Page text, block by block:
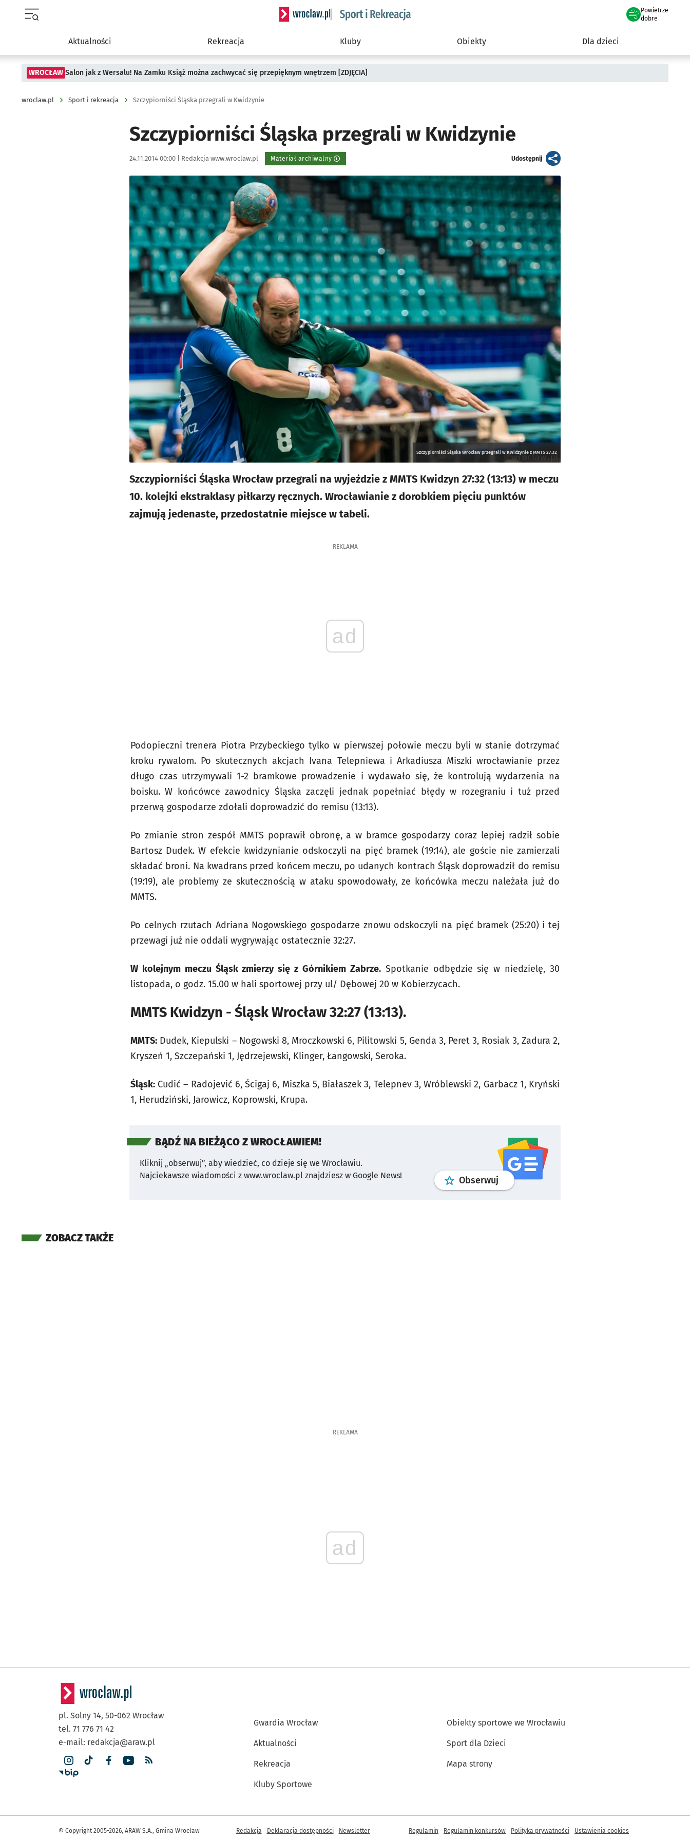
Serwis informacyjny wroclaw.pl podserwis: Sport i rekreacja
Powietrze
we Wrocławiu
dobre
Aktualności Rekreacja Kluby Obiekty Dla dzieci
WROCŁAW Salon jak z Wersalu! Na Zamku Książ można zachwycać się przepięknym wnętrzem [ZDJĘCIA]
wroclaw.pl Sport i rekreacja Szczypiorniści Śląska przegrali w Kwidzynie
Szczypiorniści Śląska przegrali w Kwidzynie
Data publikacji:
24.11.2014 00:00 | Autor:
Redakcja www.wroclaw.pl Materiał archiwalny Udostępnijartykuł
Kliknij, aby powiększyć
Szczypiorniści Śląska Wrocław przegrali w Kwidzynie z MMTS 27:32
Szczypiorniści Śląska Wrocław przegrali na wyjeździe z MMTS Kwidzyn 27:32 (13:13) w meczu
10. kolejki ekstraklasy piłkarzy ręcznych. Wrocławianie z dorobkiem pięciu punktów
zajmują jedenaste, przedostatnie miejsce w tabeli.
REKLAMA
ad
Podopieczni trenera Piotra Przybeckiego tylko w pierwszej połowie meczu byli w stanie dotrzymać
kroku rywalom. Po skutecznych akcjach Ivana Telepniewa i Arkadiusza Miszki wrocławianie przez
długo czas utrzymywali 1-2 bramkowe prowadzenie i wydawało się, że kontrolują wydarzenia na
boisku. W końcówce zawodnicy Śląska zaczęli jednak popełniać błędy w rozegraniu i tuż przed
przerwą gospodarze zdołali doprowadzić do remisu (13:13).
Po zmianie stron zespół MMTS poprawił obronę, a w bramce gospodarzy coraz lepiej radził sobie
Bartosz Dudek. W efekcie kwidzynianie odskoczyli na pięć bramek (19:14), ale goście nie zamierzali
składać broni. Na kwadrans przed końcem meczu, po udanych kontrach Śląsk doprowadził do remisu
(19:19), ale problemy ze skutecznością w ataku spowodowały, ze końcówka meczu należała już do
MMTS.
Po celnych rzutach Adriana Nogowskiego gospodarze znowu odskoczyli na pięć bramek (25:20) i tej
przewagi już nie oddali wygrywając ostatecznie 32:27.
W kolejnym meczu Śląsk zmierzy się z Górnikiem Zabrze.Spotkanie odbędzie się w niedzielę, 30
listopada, o godz. 15.00 w hali sportowej przy ul/ Dębowej 20 w Kobierzycach.
MMTS Kwidzyn - Śląsk Wrocław 32:27 (13:13).
MMTS: Dudek, Kiepulski – Nogowski 8, Mroczkowski 6, Pilitowski 5, Genda 3, Peret 3, Rosiak 3, Zadura 2,
Kryszeń 1, Szczepański 1, Jędrzejewski, Klinger, Łangowski, Seroka.
Śląsk: Cudić – Radojević 6, Ścigaj 6, Miszka 5, Białaszek 3, Telepnev 3, Wróblewski 2, Garbacz 1, Kryński
1, Herudziński, Jarowicz, Koprowski, Krupa.
BĄDŹ NA BIEŻĄCO Z WROCŁAWIEM!
Kliknij „obserwuj”, aby wiedzieć, co dzieje się we Wrocławiu.
Najciekawsze wiadomości z www.wroclaw.pl znajdziesz w Google News!
Obserwuj profilgoogle news
ZOBACZ TAKŻE
REKLAMA
ad
pl. Solny 14, 50-062 Wrocław
tel. 71 776 71 42
e-mail: redakcja@araw.pl
Gwardia Wrocław
Aktualności
Rekreacja
Kluby Sportowe
Obiekty sportowe we Wrocławiu
Sport dla Dzieci
Mapa strony
© Copyright 2005-2026, ARAW S.A., Gmina Wrocław Inne informacje
Redakcja Deklaracja dostępności Newsletter Regulamin Regulamin konkursów Polityka prywatności Ustawienia cookies